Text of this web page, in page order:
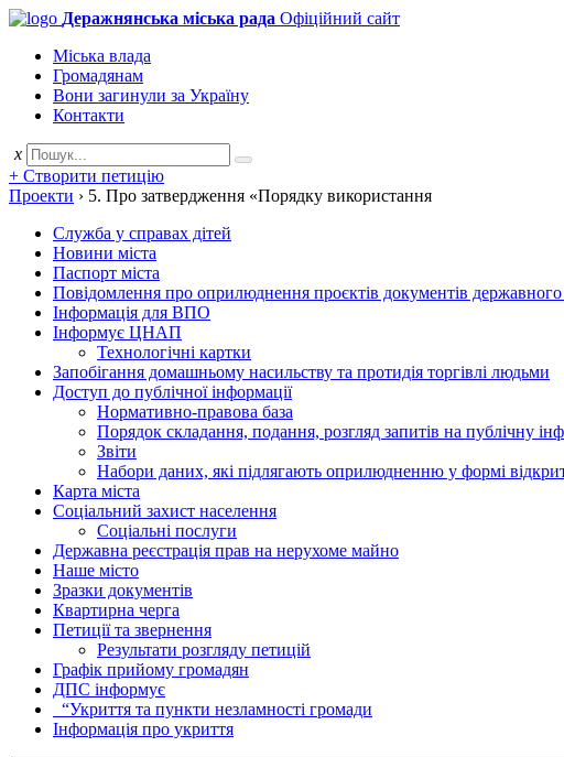
Деражнянська міська рада Офіційний сайт
Міська влада
Громадянам
Вони загинули за Україну
Контакти
x
+ Створити петицію
Проекти › 5. Про затвердження «Порядку використання
Служба у справах дітей
Новини міста
Паспорт міста
Повідомлення про оприлюднення проєктів документів державного
Інформація для ВПО
Інформує ЦНАП
Технологічні картки
Запобігання домашньому насильству та протидія торгівлі людьми
Доступ до публічної інформації
Нормативно-правова база
Порядок складання, подання, розгляд запитів на публічну
Звіти
Набори даних, які підлягають оприлюдненню у формі
Карта міста
Соціальний захист населення
Соціальні послуги
Державна реєстрація прав на нерухоме майно
Наше місто
Зразки документів
Квартирна черга
Петиції та звернення
Результати розгляду петицій
Графік прийому громадян
ДПС інформує
“Укриття та пункти незламності громади
Інформація про укриття